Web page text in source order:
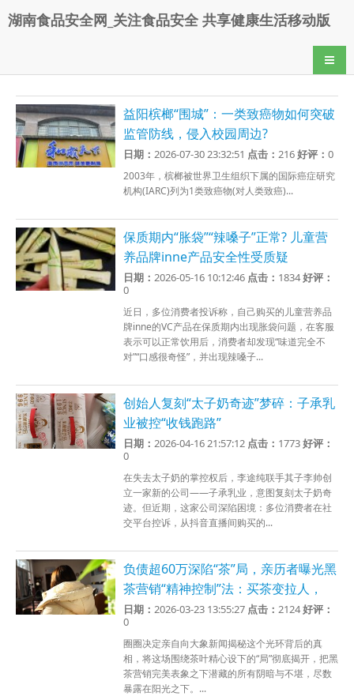
湖南食品安全网_关注食品安全 共享健康生活移动版
导航
益阳槟榔“围城”：一类致癌物如何突破
监管防线，侵入校园周边?
日期： 2026-07-30 23:32:51 点击： 216好评：0
2003年，槟榔被世界卫生组织下属的国际癌症研究
机构(IARC)列为1类致癌物(对人类致癌)...
保质期内“胀袋”“辣嗓子”正常? 儿童营
养品牌inne产品安全性受质疑
日期： 2026-05-16 10:12:46 点击： 1834好评：
0
近日，多位消费者投诉称，自己购买的儿童营养品
牌inne的VC产品在保质期内出现胀袋问题，在客服
表示可以正常饮用后，消费者却发现“味道完全不
对”“口感很奇怪”，并出现辣嗓子...
创始人复刻“太子奶奇迹”梦碎：子承乳
业被控“收钱跑路”
日期： 2026-04-16 21:57:12 点击： 1773好评：
0
在失去太子奶的掌控权后，李途纯联手其子李帅创
立一家新的公司——子承乳业，意图复刻太子奶奇
迹。但近期，这家公司深陷困境：多位消费者在社
交平台控诉，从抖音直播间购买的...
负债超60万深陷“茶”局，亲历者曝光黑
茶营销“精神控制”法：买茶变拉人，
日期： 2026-03-23 13:55:27 点击： 2124好评：
0
圈圈决定亲自向大象新闻揭秘这个光环背后的真
相，将这场围绕茶叶精心设下的“局”彻底揭开，把黑
茶营销完美表象之下潜藏的所有阴暗与不堪，尽数
暴露在阳光之下。...